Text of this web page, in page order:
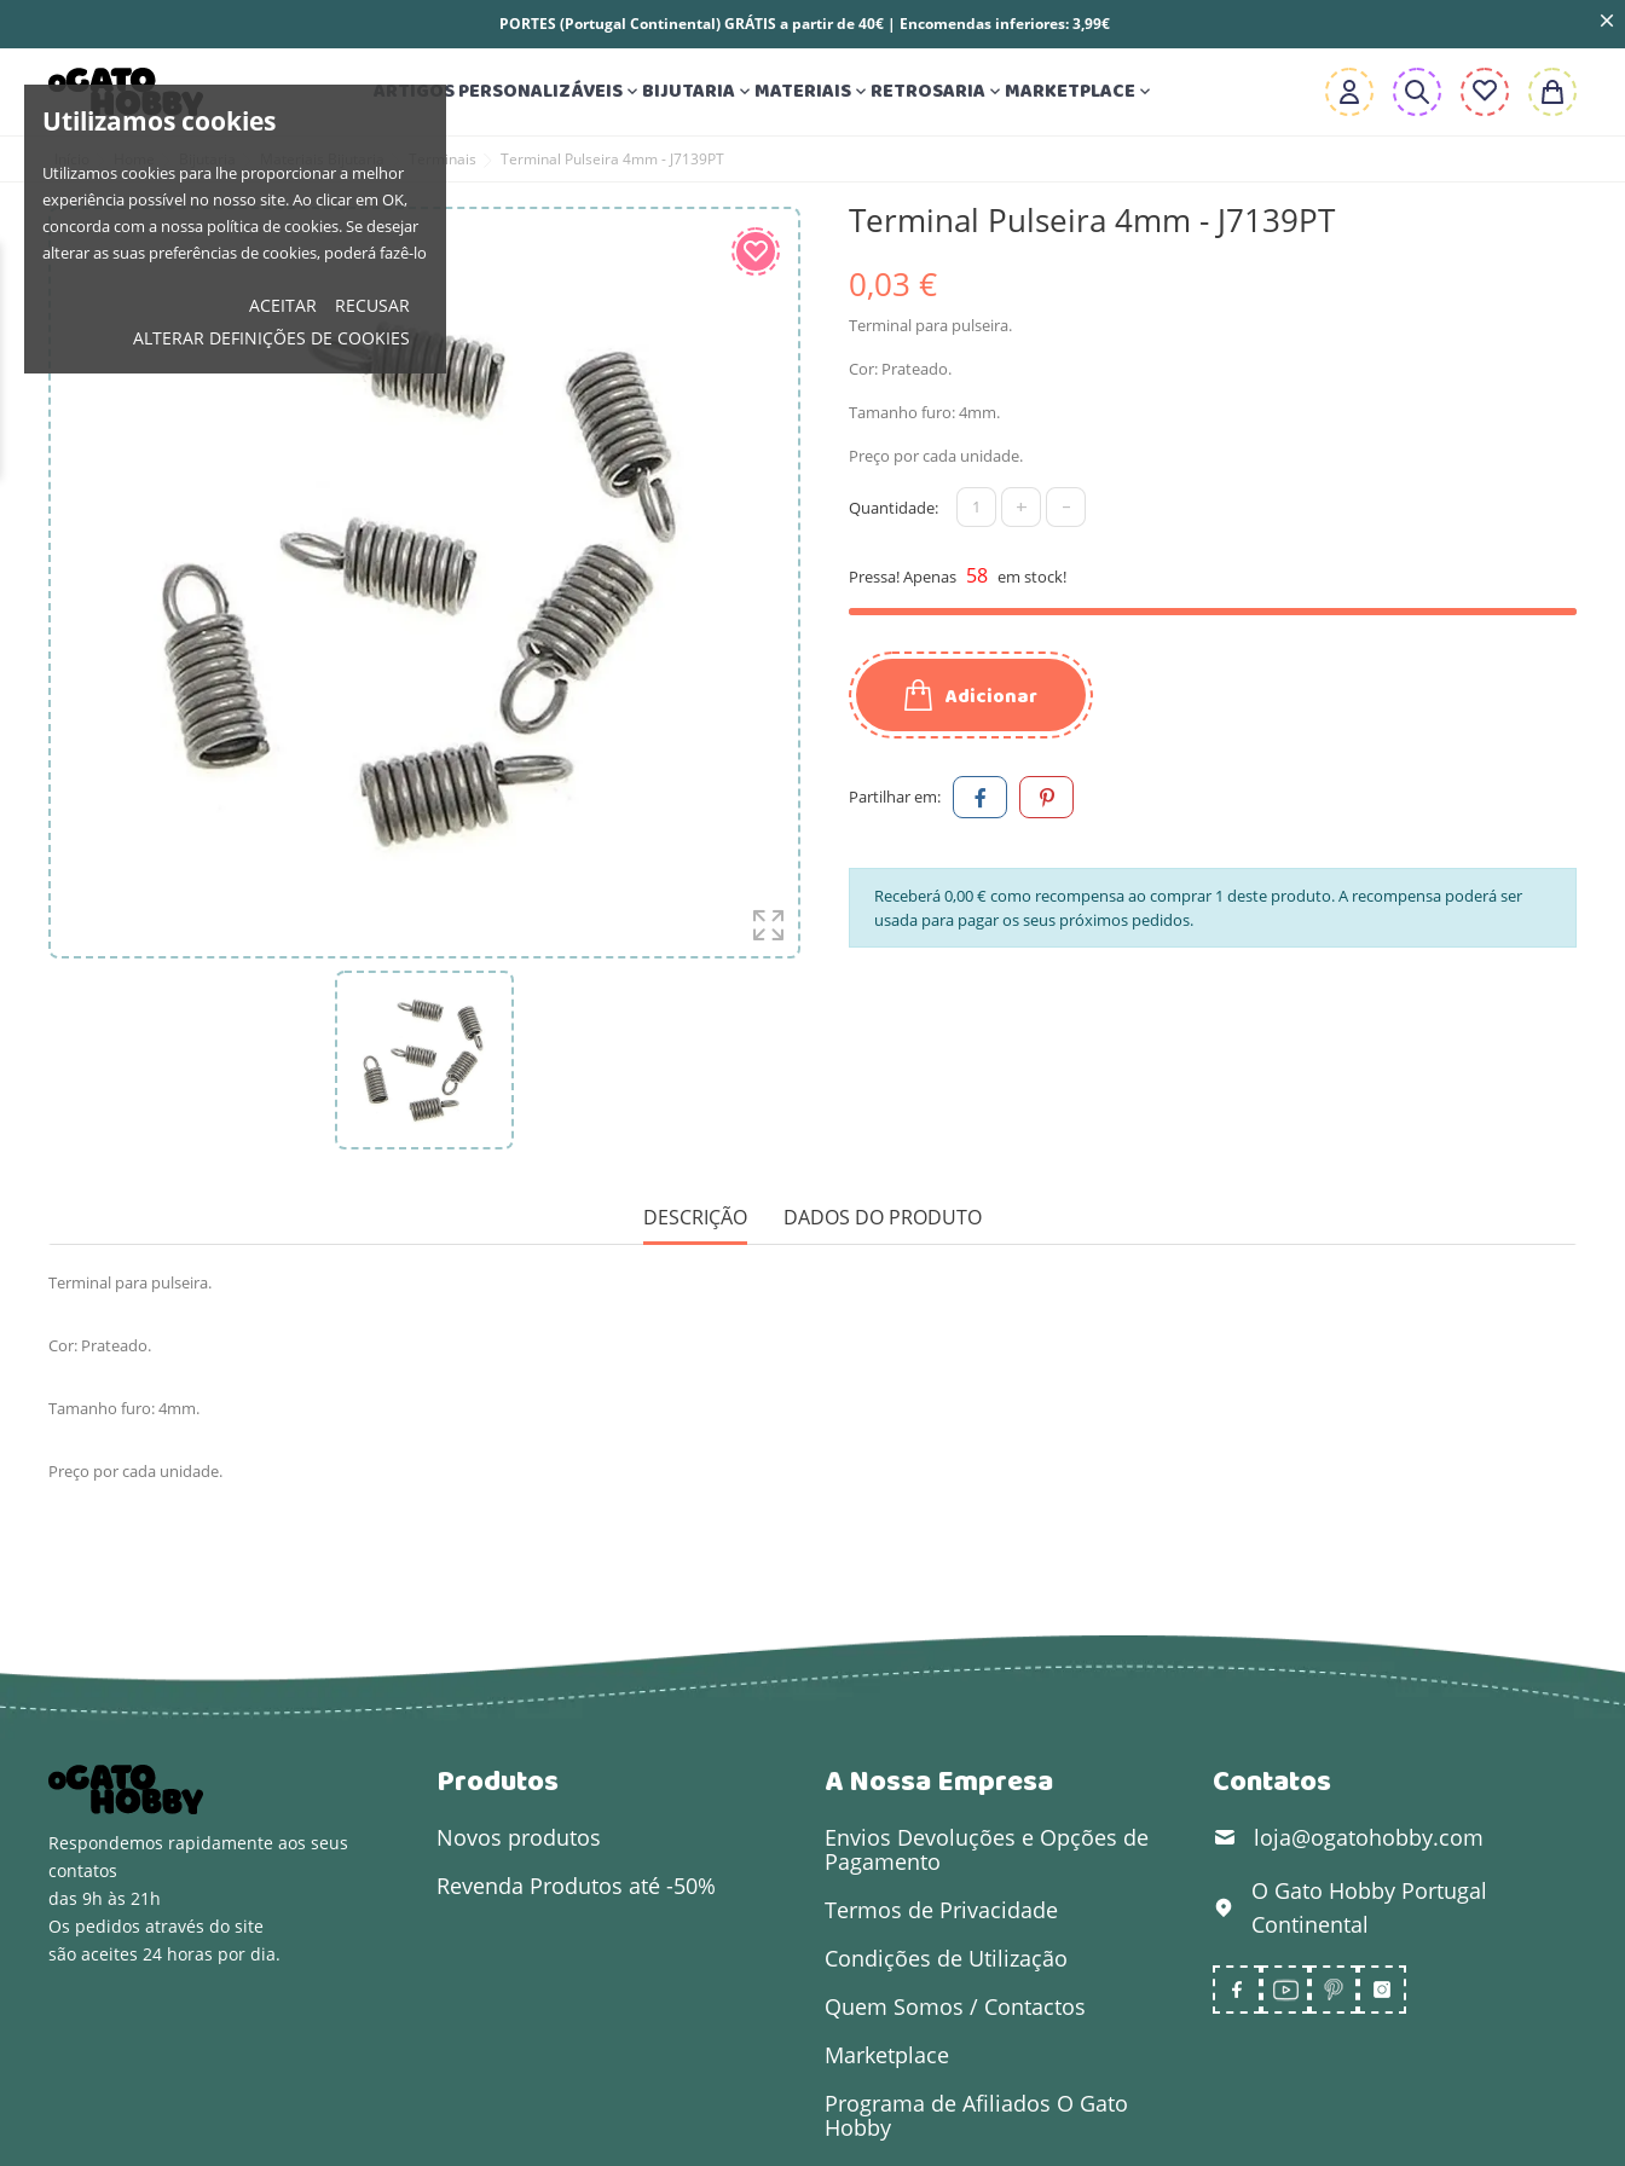
Utilizamos cookies
Utilizamos cookies para lhe proporcionar a melhor
experiência possível no nosso site. Ao clicar em OK,
concorda com a nossa política de cookies. Se desejar
alterar as suas preferências de cookies, poderá fazê-lo
ACEITAR
RECUSAR
ALTERAR DEFINIÇÕES DE COOKIES
PORTES (Portugal Continental) GRÁTIS a partir de 40€ | Encomendas inferiores: 3,99€
ARTIGOS PERSONALIZÁVEIS BIJUTARIA MATERIAIS RETROSARIA MARKETPLACE 
Terminais Terminal Pulseira 4mm - J7139PT
Terminal Pulseira 4mm - J7139PT
0,03 €
Terminal para pulseira.
Cor: Prateado.
Tamanho furo: 4mm.
Preço por cada unidade.
Quantidade: + -
Pressa! Apenas 58 em stock!
Adicionar
Partilhar em:
Receberá 0,00 € como recompensa ao comprar 1 deste produto. A recompensa poderá ser
usada para pagar os seus próximos pedidos.
DESCRIÇÃO DADOS DO PRODUTO
Terminal para pulseira.
Cor: Prateado.
Tamanho furo: 4mm.
Preço por cada unidade.
Respondemos rapidamente aos seus
contatos
das 9h às 21h
Os pedidos através do site
são aceites 24 horas por dia.
Produtos
Novos produtos
Revenda Produtos até -50%
A Nossa Empresa
Envios Devoluções e Opções de
Pagamento
Termos de Privacidade
Condições de Utilização
Quem Somos / Contactos
Marketplace
Programa de Afiliados O Gato
Hobby
Contatos
loja@ogatohobby.com
O Gato Hobby Portugal
Continental